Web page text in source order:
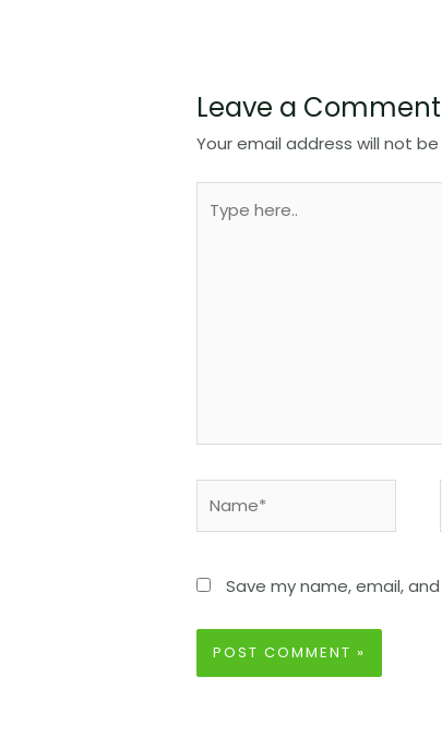
Leave a Comment
Your email address will not
Save my name, email,